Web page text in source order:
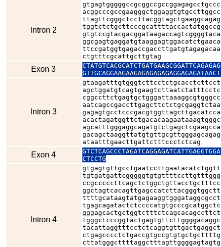
Intron 2
ctgtttcgcattgcttgtag
Exon 3
Intron 3
ataatttgaacttgattctttccctctcag
Exon 4
CTCCTG
Intron 4